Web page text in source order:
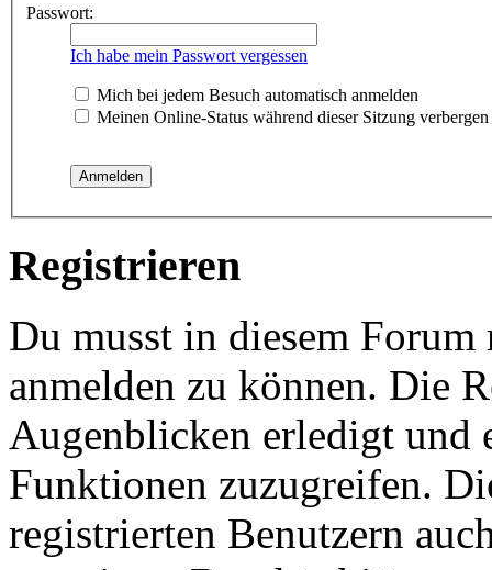
Passwort:
Ich habe mein Passwort vergessen
Mich bei jedem Besuch automatisch anmelden
Meinen Online-Status während dieser Sitzung verbergen
Registrieren
Du musst in diesem
anmelden zu können. Die
Augenblicken erledigt und
Funktionen zuzugreifen.
registrierten Benutzern